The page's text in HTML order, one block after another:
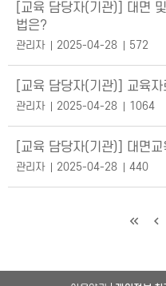
[교육 담당자(기관)] 대면
법은?
관리자 2025-04-28 572
[교육 담당자(기관)] 교육
관리자 2025-04-28 1064
[교육 담당자(기관)] 대면
관리자 2025-04-28 440
처음